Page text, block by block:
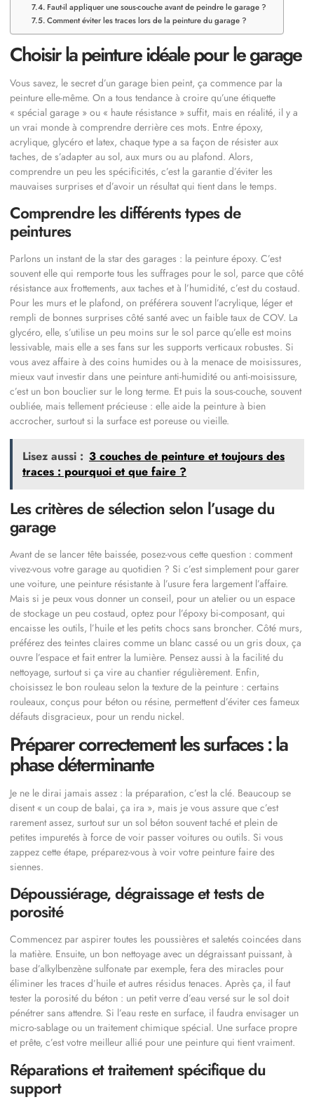
Faut-il appliquer une sous-couche avant de peindre le garage ?
Comment éviter les traces lors de la peinture du garage ?
Choisir la peinture idéale pour le garage
Vous savez, le secret d’un garage bien peint, ça commence par la
peinture elle-même. On a tous tendance à croire qu’une étiquette
« spécial garage » ou « haute résistance » suffit, mais en réalité, il y a
un vrai monde à comprendre derrière ces mots. Entre époxy,
acrylique, glycéro et latex, chaque type a sa façon de résister aux
taches, de s’adapter au sol, aux murs ou au plafond. Alors,
comprendre un peu les spécificités, c’est la garantie d’éviter les
mauvaises surprises et d’avoir un résultat qui tient dans le temps.
Comprendre les différents types de
peintures
Parlons un instant de la star des garages : la peinture époxy. C’est
souvent elle qui remporte tous les suffrages pour le sol, parce que côté
résistance aux frottements, aux taches et à l’humidité, c’est du costaud.
Pour les murs et le plafond, on préférera souvent l’acrylique, léger et
rempli de bonnes surprises côté santé avec un faible taux de COV. La
glycéro, elle, s’utilise un peu moins sur le sol parce qu’elle est moins
lessivable, mais elle a ses fans sur les supports verticaux robustes. Si
vous avez affaire à des coins humides ou à la menace de moisissures,
mieux vaut investir dans une peinture anti-humidité ou anti-moisissure,
c’est un bon bouclier sur le long terme. Et puis la sous-couche, souvent
oubliée, mais tellement précieuse : elle aide la peinture à bien
accrocher, surtout si la surface est poreuse ou vieille.
Lisez aussi : 3 couches de peinture et toujours des
traces : pourquoi et que faire ?
Les critères de sélection selon l’usage du
garage
Avant de se lancer tête baissée, posez-vous cette question : comment
vivez-vous votre garage au quotidien ? Si c’est simplement pour garer
une voiture, une peinture résistante à l’usure fera largement l’affaire.
Mais si je peux vous donner un conseil, pour un atelier ou un espace
de stockage un peu costaud, optez pour l’époxy bi-composant, qui
encaisse les outils, l’huile et les petits chocs sans broncher. Côté murs,
préférez des teintes claires comme un blanc cassé ou un gris doux, ça
ouvre l’espace et fait entrer la lumière. Pensez aussi à la facilité du
nettoyage, surtout si ça vire au chantier régulièrement. Enfin,
choisissez le bon rouleau selon la texture de la peinture : certains
rouleaux, conçus pour béton ou résine, permettent d’éviter ces fameux
défauts disgracieux, pour un rendu nickel.
Préparer correctement les surfaces : la
phase déterminante
Je ne le dirai jamais assez : la préparation, c’est la clé. Beaucoup se
disent « un coup de balai, ça ira », mais je vous assure que c’est
rarement assez, surtout sur un sol béton souvent taché et plein de
petites impuretés à force de voir passer voitures ou outils. Si vous
zappez cette étape, préparez-vous à voir votre peinture faire des
siennes.
Dépoussiérage, dégraissage et tests de
porosité
Commencez par aspirer toutes les poussières et saletés coincées dans
la matière. Ensuite, un bon nettoyage avec un dégraissant puissant, à
base d’alkylbenzène sulfonate par exemple, fera des miracles pour
éliminer les traces d’huile et autres résidus tenaces. Après ça, il faut
tester la porosité du béton : un petit verre d’eau versé sur le sol doit
pénétrer sans attendre. Si l’eau reste en surface, il faudra envisager un
micro-sablage ou un traitement chimique spécial. Une surface propre
et prête, c’est votre meilleur allié pour une peinture qui tient vraiment.
Réparations et traitement spécifique du
support